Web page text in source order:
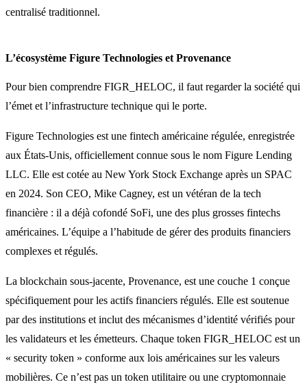
centralisé traditionnel.
L’écosystème Figure Technologies et Provenance
Pour bien comprendre FIGR_HELOC, il faut regarder la société qui
l’émet et l’infrastructure technique qui le porte.
Figure Technologies est une fintech américaine régulée, enregistrée
aux États-Unis, officiellement connue sous le nom Figure Lending
LLC. Elle est cotée au New York Stock Exchange après un SPAC
en 2024. Son CEO, Mike Cagney, est un vétéran de la tech
financière : il a déjà cofondé SoFi, une des plus grosses fintechs
américaines. L’équipe a l’habitude de gérer des produits financiers
complexes et régulés.
La blockchain sous-jacente, Provenance, est une couche 1 conçue
spécifiquement pour les actifs financiers régulés. Elle est soutenue
par des institutions et inclut des mécanismes d’identité vérifiés pour
les validateurs et les émetteurs. Chaque token FIGR_HELOC est un
« security token » conforme aux lois américaines sur les valeurs
mobilières. Ce n’est pas un token utilitaire ou une cryptomonnaie